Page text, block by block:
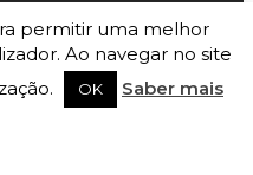
permitir uma melhor
Ao navegar no site
OK Saber mais